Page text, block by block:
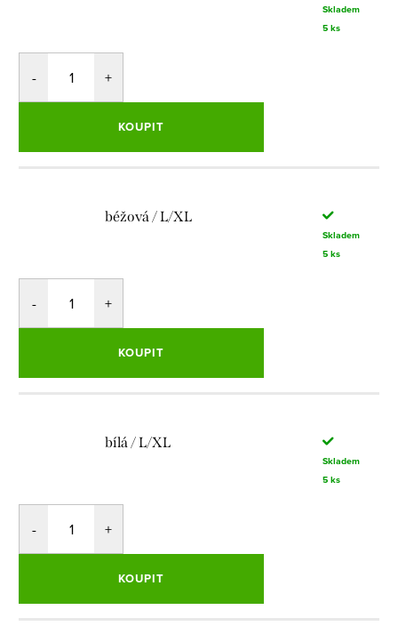
Skladem
5 ks
KOUPIT
béžová / L/XL
Skladem
5 ks
KOUPIT
bílá / L/XL
Skladem
5 ks
KOUPIT